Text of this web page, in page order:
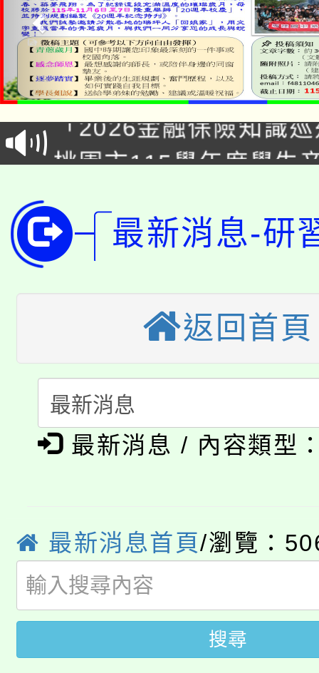
公告本校115學年度第
代理(課)教師甄選結果(
「2026金融保險知識
車」活動
桃園市115學年度學生
代理(課)教師甄選結果(
公告本校115學年度第
代理(課)教師甄選結果(
轉知中國文化大學推廣
《TA101》溝通分析基
程，歡迎學生輔導中心
心理、諮商輔導、社會
系所師生報名參加。
轉知苗栗縣政府辦理
縣市「校園短影音徵
門員」簡章及活動海報
踴躍報名參加。
桃園市115學年度學生
要點
「桃園市補助參觀特色
展演活動實施計畫」
115年度「教育部表揚
義教育推展貢獻獎」
公告本校115學年度第
生本土語及新住民語歌
公告本校115學年度第
代理(課)教師甄選結果(
公告本校115學年度第
代理(課)教師甄選結果(
轉知中國文化大學推廣
《TA101》溝通分析基
轉知苗栗縣政府辦理
最新消息-研
返回首頁
最新消息 / 內容類型
最新消息首頁/瀏覽：
搜尋